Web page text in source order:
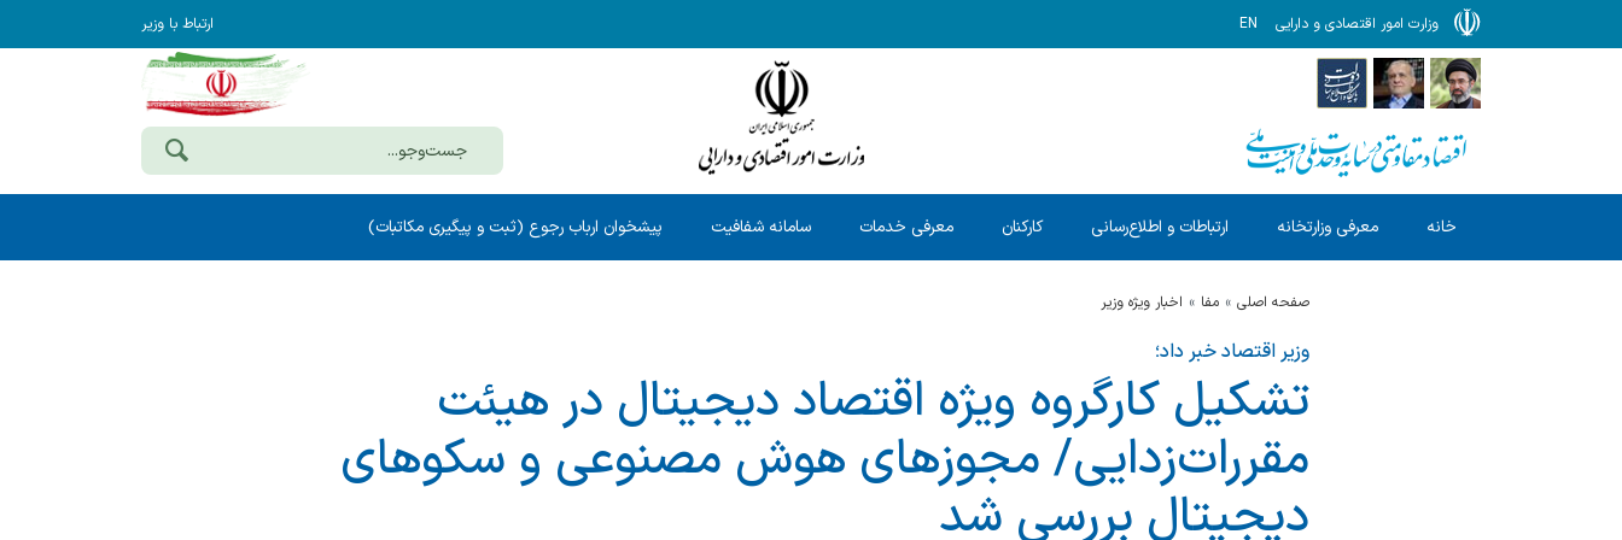
وزارت امور اقتصادی و دارایی EN ارتباط با وزیر
خانه معرفی وزارتخانه ارتباطات و اطلاع‌رسانی کارکنان معرفی خدمات سامانه شفافیت پیشخوان ارباب رجوع (ثبت و پیگیری مکاتبات)
صفحه اصلی مفا اخبار ویژه وزیر
وزیر اقتصاد خبر داد؛
تشکیل کارگروه ویژه اقتصاد دیجیتال در هیئت
مقررات‌زدایی/ مجوزهای هوش مصنوعی و سکوهای
دیجیتال بررسی شد